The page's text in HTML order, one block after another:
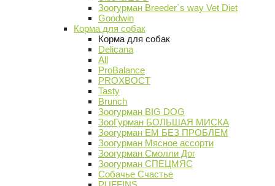
Зоогурман Breeder`s way Vet Diet
Goodwin
Корма для собак
Корма для собак
Delicana
All
ProBalance
PROХВОСТ
Tasty
Brunch
Зоогурман BIG DOG
ЗооГурман БОЛЬШАЯ МИСКА
Зоогурман ЕМ БЕЗ ПРОБЛЕМ
Зоогурман Мясное ассорти
Зоогурман Смолли Дог
Зоогурман СПЕЦМЯС
Собачье Счастье